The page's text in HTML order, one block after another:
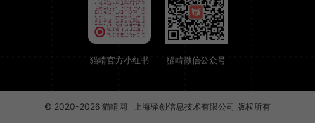
猫啃官方小红书 猫啃微信公众号
© 2020-2026 猫啃网 上海驿创信息技术有限公司 版权所有